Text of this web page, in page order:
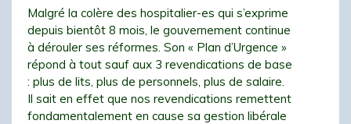
Malgré la colère des hospitalier-es qui s’exprime
depuis bientôt 8 mois, le gouvernement continue
à dérouler ses réformes. Son « Plan d’Urgence »
répond à tout sauf aux 3 revendications de base
: plus de lits, plus de personnels, plus de salaire.
Il sait en effet que nos revendications remettent
fondamentalement en cause sa gestion libérale